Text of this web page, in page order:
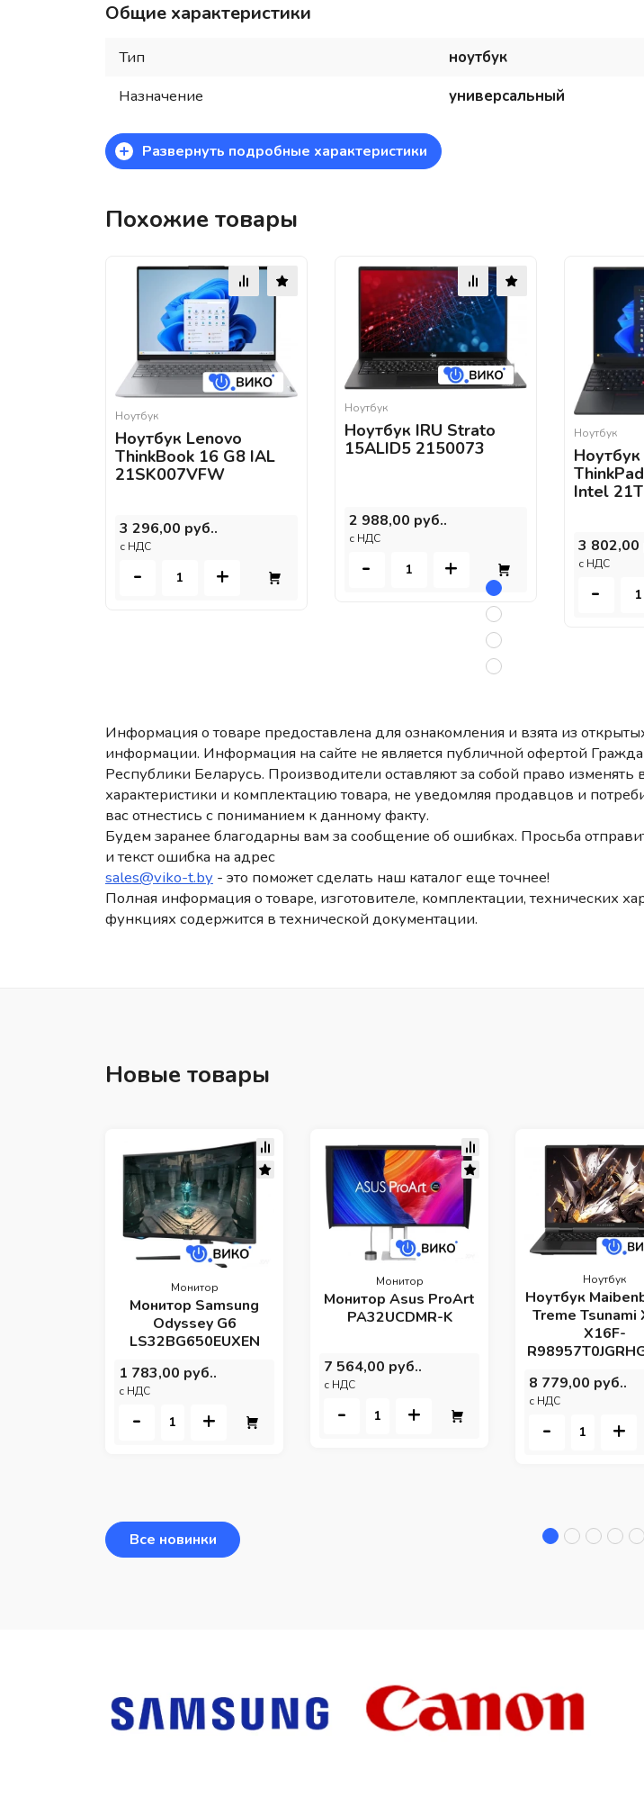
Общие характеристики
Тип
ноутбук
Назначение
универсальный
+ Развернуть подробные характеристики
Похожие товары
Ноутбук
Ноутбук Lenovo
ThinkBook 16 G8 IAL
21SK007VFW
3 296,00 руб..
c НДС
- +
Ноутбук
Ноутбук IRU Strato
15ALID5 2150073
2 988,00 руб..
c НДС
- +
Ноутбук
Intel
3 802,00
c НДС
-
Информация о товаре предоставлена для ознакомления и взята из
информации. Информация на сайте не является публичной офертой
Республики Беларусь. Производители оставляют за собой право
характеристики и комплектацию товара, не уведомляя продавцов и
вас отнестись с пониманием к данному факту.
Будем заранее благодарны вам за сообщение об ошибках. Просьба
и текст ошибка на адрес
sales@viko-t.by - это поможет сделать наш каталог еще точнее!
Полная информация о товаре, изготовителе, комплектации, технических
функциях содержится в технической документации.
Новые товары
Монитор
Монитор Samsung
Odyssey G6
LS32BG650EUXEN
1 783,00 руб..
c НДС
- +
Монитор
Монитор Asus ProArt
PA32UCDMR-K
7 564,00 руб..
c НДС
- +
Ноутбук
Ноутбук
Treme Tsunami
X16F-
8 779,00 руб..
c НДС
- +
Все новинки